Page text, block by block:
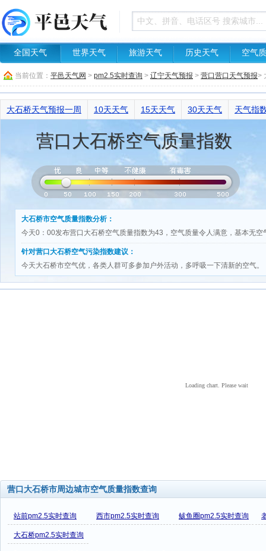
全国天气 世界天气 旅游天气 历史天气 空气
当前位置： 平邑天气网 > pm2.5实时查询 > 辽宁天气预报 > 营口营口天气预报>
大石桥天气预报一周 10天天气 15天天气 30天天气 天气指
营口大石桥空气质量指数
大石桥市空气质量指数分析：
今天0：00发布营口大石桥空气质量指数为43，空气质量令人满意，基本无空
针对营口大石桥空气污染指数建议：
今天大石桥市空气优，各类人群可多参加户外活动，多呼吸一下清新的空气。
Loading chart. Please wait
营口大石桥市周边城市空气质量指数查询
站前pm2.5实时查询 西市pm2.5实时查询 鲅鱼圈pm2.5实时查询
大石桥pm2.5实时查询